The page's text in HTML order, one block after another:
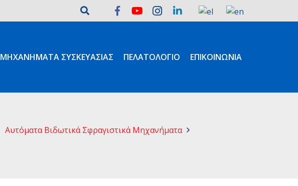
ΜΗΧΑΝΉΜΑΤΑ ΣΥΣΚΕΥΑΣΊΑΣ ΠΕΛΑΤΟΛΌΓΙΟ ΕΠΙΚΟΙΝΩΝΊΑ
Αυτόματα Βιδωτικά Σφραγιστικά Μηχανήματα